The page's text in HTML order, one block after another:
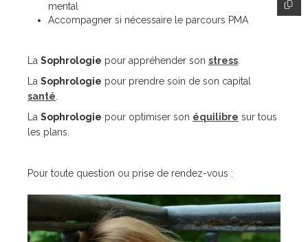
mental
Accompagner si nécessaire le parcours PMA
La Sophrologie pour appréhender son stress.
La Sophrologie pour prendre soin de son capital
santé.
La Sophrologie pour optimiser son équilibre sur tous
les plans.
Pour toute question ou prise de rendez-vous :